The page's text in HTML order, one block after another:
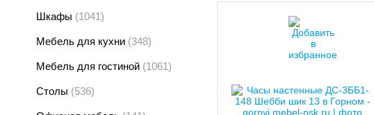
Шкафы (1041)
Мебель для кухни (348)
Мебель для гостиной (1061)
Столы (536)